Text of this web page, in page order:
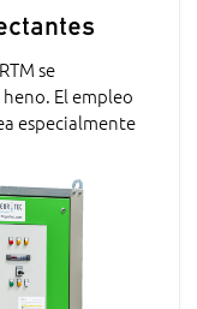
se
El empleo
especialmente